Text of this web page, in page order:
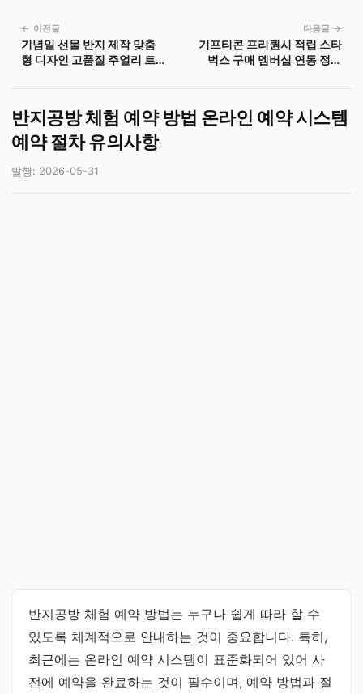
← 이전글
기념일 선물 반지 제작 맞춤
형 디자인 고품질 주얼리 트
다음글 →
기프티콘 프리퀀시 적립 스타
벅스 구매 멤버십 연동 정책
반지공방 체험 예약 방법 온라인 예약 시스템
예약 절차 유의사항
발행: 2026-05-31
반지공방 체험 예약 방법는 누구나 쉽게 따라 할 수
있도록 체계적으로 안내하는 것이 중요합니다. 특히,
최근에는 온라인 예약 시스템이 표준화되어 있어 사
전에 예약을 완료하는 것이 필수이며, 예약 방법과 절